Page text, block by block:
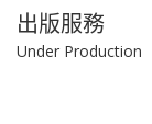
出版服務
Under Production